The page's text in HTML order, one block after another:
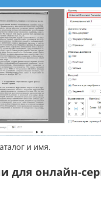
и имя.
для онлайн-